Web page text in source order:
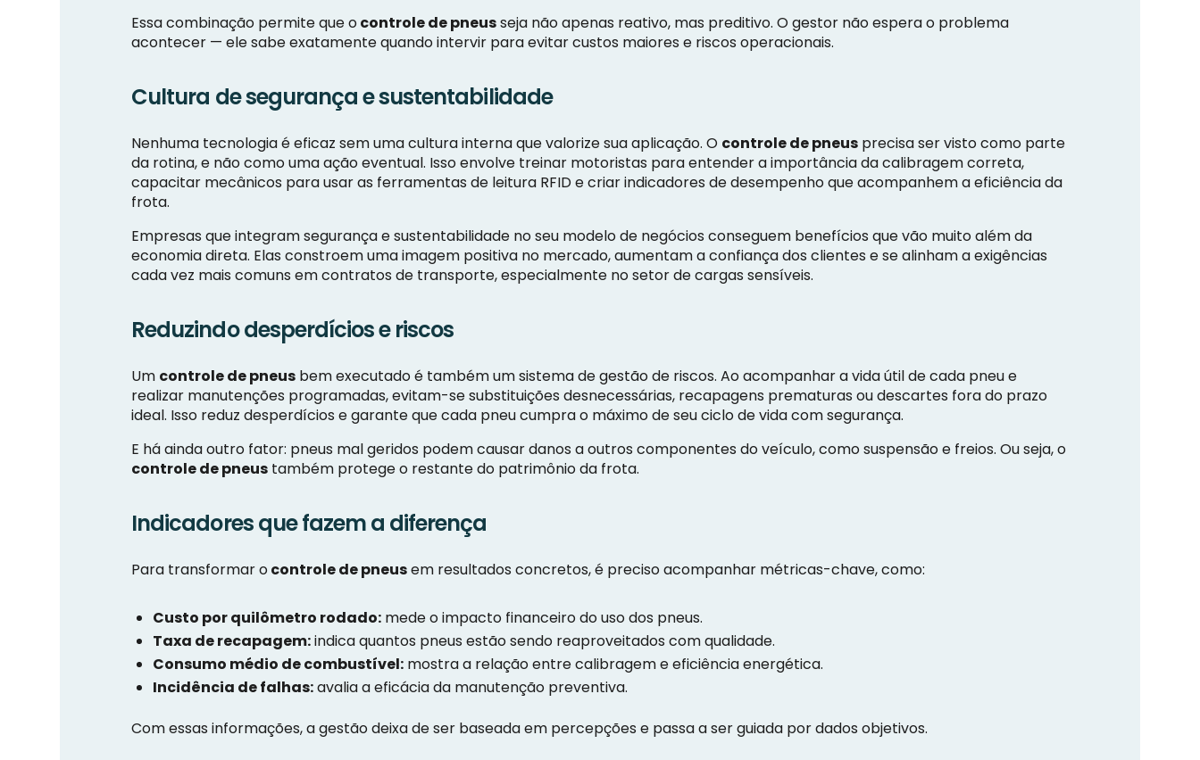
Essa combinação permite que ocontrole de pneusseja não apenas reativo, mas preditivo. O gestor não espera o problema
acontecer — ele sabe exatamente quando intervir para evitar custos maiores e riscos operacionais.
Cultura de segurança e sustentabilidade
Nenhuma tecnologia é eficaz sem uma cultura interna que valorize sua aplicação. O controle de pneus precisa ser visto como parte
da rotina, e não como uma ação eventual. Isso envolve treinar motoristas para entender a importância da calibragem correta,
capacitar mecânicos para usar as ferramentas de leitura RFID e criar indicadores de desempenho que acompanhem a eficiência da
frota.
Empresas que integram segurança e sustentabilidade no seu modelo de negócios conseguem benefícios que vão muito além da
economia direta. Elas constroem uma imagem positiva no mercado, aumentam a confiança dos clientes e se alinham a exigências
cada vez mais comuns em contratos de transporte, especialmente no setor de cargas sensíveis.
Reduzindo desperdícios e riscos
Um controle de pneus bem executado é também um sistema de gestão de riscos. Ao acompanhar a vida útil de cada pneu e
realizar manutenções programadas, evitam-se substituições desnecessárias, recapagens prematuras ou descartes fora do prazo
ideal. Isso reduz desperdícios e garante que cada pneu cumpra o máximo de seu ciclo de vida com segurança.
E há ainda outro fator: pneus mal geridos podem causar danos a outros componentes do veículo, como suspensão e freios. Ou seja, o
controle de pneus também protege o restante do patrimônio da frota.
Indicadores que fazem a diferença
Para transformar ocontrole de pneusem resultados concretos, é preciso acompanhar métricas-chave, como:
Custo por quilômetro rodado: mede o impacto financeiro do uso dos pneus.
Taxa de recapagem:indica quantos pneus estão sendo reaproveitados com qualidade.
Consumo médio de combustível: mostra a relação entre calibragem e eficiência energética.
Incidência de falhas:avalia a eficácia da manutenção preventiva.
Com essas informações, a gestão deixa de ser baseada em percepções e passa a ser guiada por dados objetivos.